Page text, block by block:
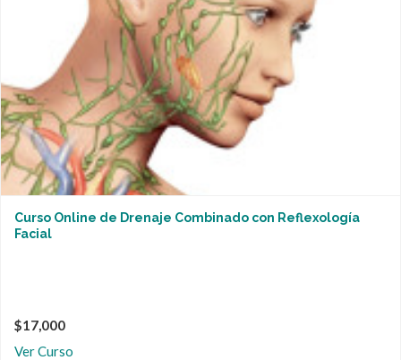
Curso Online de Drenaje Combinado con Reflexología
Facial
$17,000
Ver Curso